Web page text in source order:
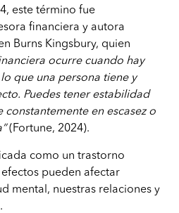
este término fue
financiera y autora
Burns Kingsbury, quien
ocurre cuando hay
que una persona tiene y
Puedes tener estabilidad
en escasez o
(Fortune, 2024).
como un trastorno
pueden afectar
mental, nuestras relaciones y